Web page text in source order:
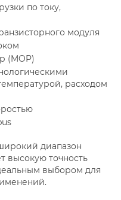
по току,
модуля
(MOP)
расходом
диапазон
высокую точность
выбором для